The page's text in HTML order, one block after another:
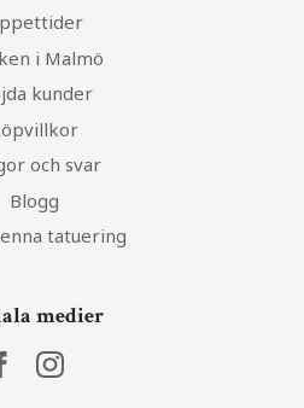
i Malmö
kunder
och svar
Blogg
tatuering
medier